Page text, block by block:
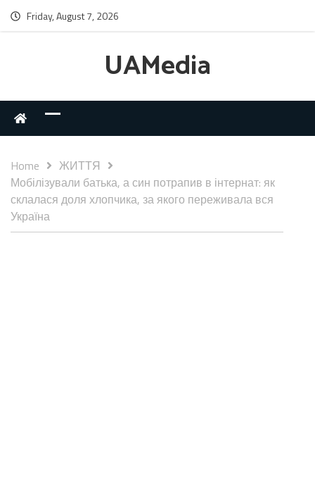
Friday, August 7, 2026
UAMedia
Home
ЖИТТЯ
Мобілізували батька, а син потрапив в інтернат: як
склалася доля хлопчика, за якого переживала вся
Україна